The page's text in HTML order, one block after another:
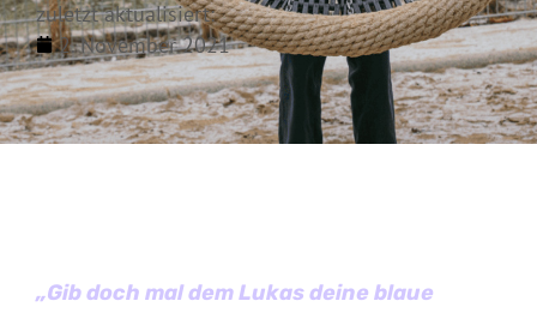
zuletzt aktualisiert:
2. November 2021
„Gib doch mal dem Lukas deine blaue